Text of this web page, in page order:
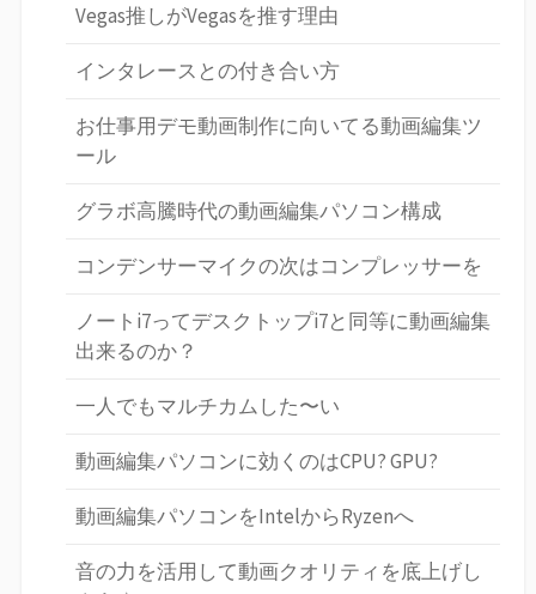
Vegas推しがVegasを推す理由
インタレースとの付き合い方
お仕事用デモ動画制作に向いてる動画編集ツ
ール
グラボ高騰時代の動画編集パソコン構成
コンデンサーマイクの次はコンプレッサーを
ノートi7ってデスクトップi7と同等に動画編集
出来るのか？
一人でもマルチカムした〜い
動画編集パソコンに効くのはCPU? GPU?
動画編集パソコンをIntelからRyzenへ
音の力を活用して動画クオリティを底上げし